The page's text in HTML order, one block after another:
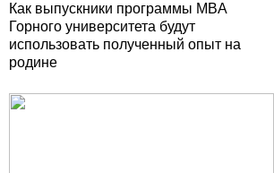
Как выпускники программы MBA
Горного университета будут
использовать полученный опыт на
родине